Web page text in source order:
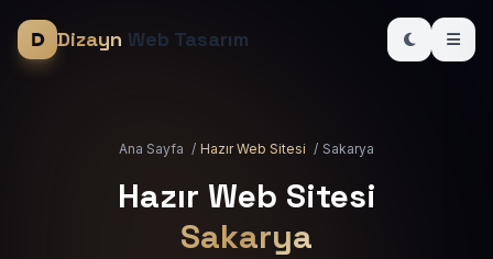
Dizayn Web Tasarım
Ana Sayfa / Hazır Web Sitesi / Sakarya
Hazır Web Sitesi
Sakarya